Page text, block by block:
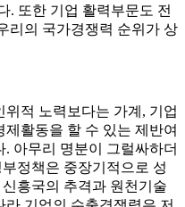
. 또한 기업 활력부문도 전
리의 국가경쟁력 순위가 상
적 노력보다는 가계, 기업
활동을 할 수 있는 제반여
아무리 명분이 그럴싸하더
정책은 중장기적으로 성
흥국의 추격과 원천기술